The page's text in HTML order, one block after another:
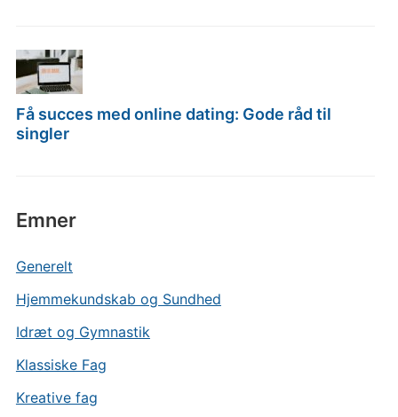
Få succes med online dating: Gode råd til
singler
Emner
Generelt
Hjemmekundskab og Sundhed
Idræt og Gymnastik
Klassiske Fag
Kreative fag